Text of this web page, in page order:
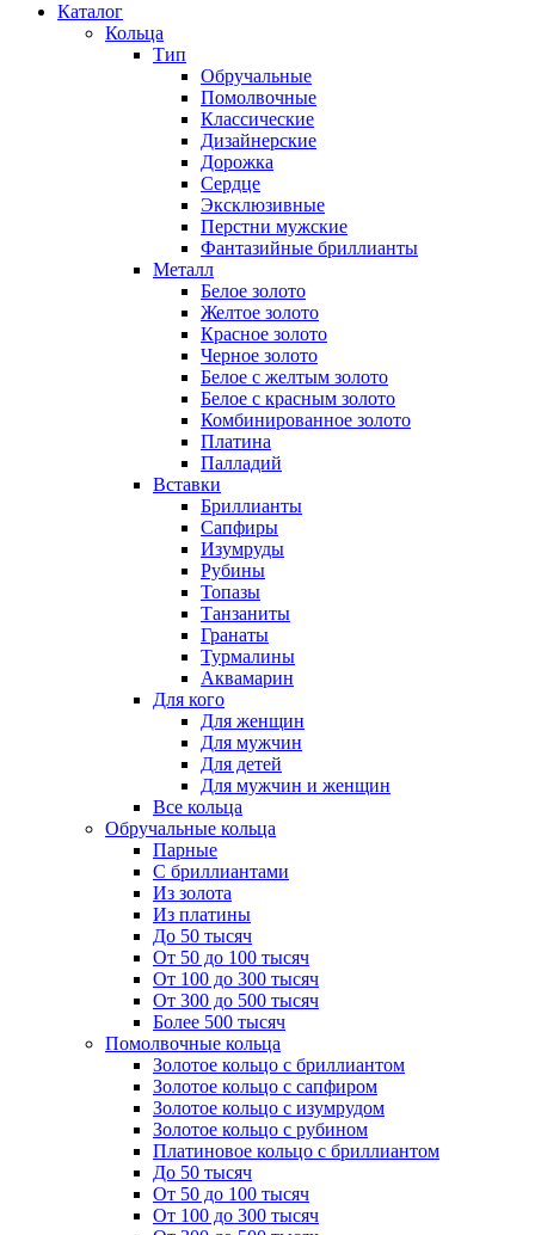
Каталог
Кольца
Тип
Обручальные
Помолвочные
Классические
Дизайнерские
Дорожка
Сердце
Эксклюзивные
Перстни мужские
Фантазийные бриллианты
Металл
Белое золото
Желтое золото
Красное золото
Черное золото
Белое с желтым золото
Белое с красным золото
Комбинированное золото
Платина
Палладий
Вставки
Бриллианты
Сапфиры
Изумруды
Рубины
Топазы
Танзаниты
Гранаты
Турмалины
Аквамарин
Для кого
Для женщин
Для мужчин
Для детей
Для мужчин и женщин
Все кольца
Обручальные кольца
Парные
С бриллиантами
Из золота
Из платины
До 50 тысяч
От 50 до 100 тысяч
От 100 до 300 тысяч
От 300 до 500 тысяч
Более 500 тысяч
Помолвочные кольца
Золотое кольцо с бриллиантом
Золотое кольцо с сапфиром
Золотое кольцо с изумрудом
Золотое кольцо с рубином
Платиновое кольцо с бриллиантом
До 50 тысяч
От 50 до 100 тысяч
От 100 до 300 тысяч